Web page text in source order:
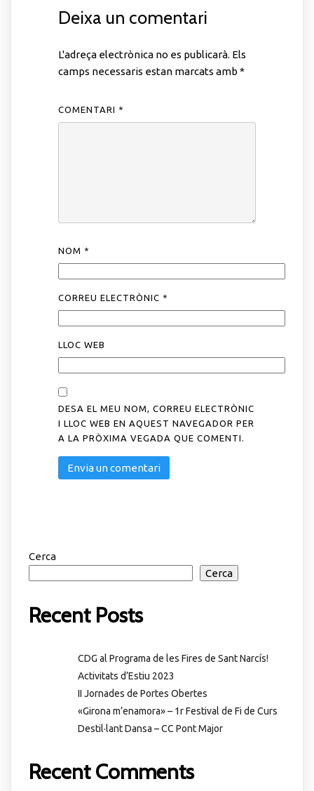
Deixa un comentari
L'adreça electrònica no es publicarà. Els
camps necessaris estan marcats amb *
COMENTARI *
NOM *
CORREU ELECTRÒNIC *
LLOC WEB
DESA EL MEU NOM, CORREU ELECTRÒNIC
I LLOC WEB EN AQUEST NAVEGADOR PER
A LA PRÒXIMA VEGADA QUE COMENTI.
Cerca
Cerca
Recent Posts
CDG al Programa de les Fires de Sant Narcís!
Activitats d’Estiu 2023
II Jornades de Portes Obertes
«Girona m’enamora» – 1r Festival de Fi de Curs
Destil·lant Dansa – CC Pont Major
Recent Comments